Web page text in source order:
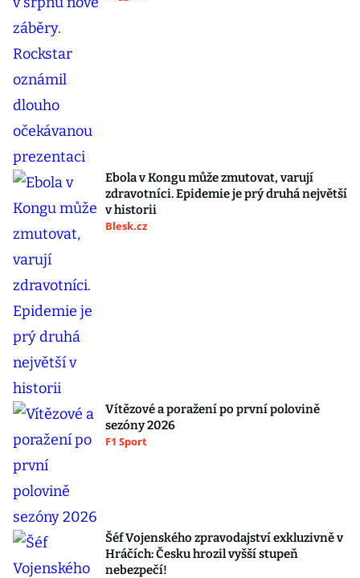
Ebola v Kongu může zmutovat, varují
zdravotníci. Epidemie je prý druhá největší
v historii
Blesk.cz
Vítězové a poražení po první polovině
sezóny 2026
F1 Sport
Šéf Vojenského zpravodajství exkluzivně v
Hráčích: Česku hrozil vyšší stupeň
nebezpečí!